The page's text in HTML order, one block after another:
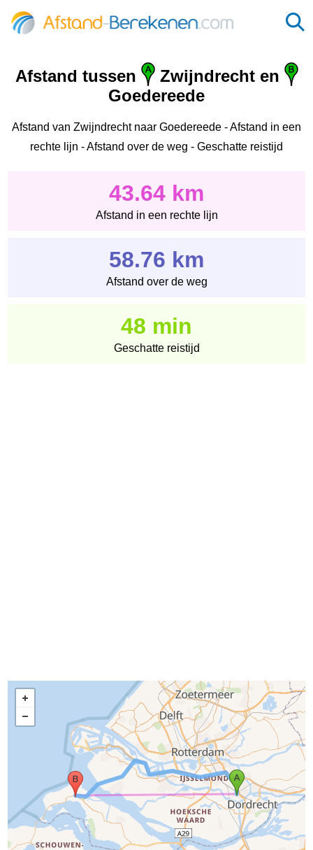
Afstand tussen
Zwijndrecht en
Goedereede
Afstand van Zwijndrecht naar Goedereede - Afstand in een
rechte lijn - Afstand over de weg - Geschatte reistijd
43.64 km
Afstand in een rechte lijn
58.76 km
Afstand over de weg
48 min
Geschatte reistijd